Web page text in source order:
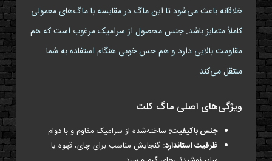
خلاقانه باعث می‌شود تا این ماگ در مقایسه با ماگ‌های معمولی
کاملاً متمایز باشد. جنس محصول از سرامیک مرغوب است که هم
مقاومت بالایی دارد و هم حس خوبی هنگام استفاده به شما
منتقل می‌کند.
ویژگی‌های اصلی ماگ کلت
جنس باکیفیت: ساخته‌شده از سرامیک مقاوم و با دوام
ظرفیت استاندارد: گنجایش مناسب برای چای، قهوه یا